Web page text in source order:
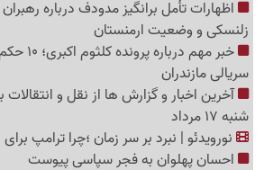
اظهارات تأمل برانگیز مدودف درباره
زلنسکی و وضعیت ارمنستان
خبر مهم
سریالی مازندران
آخرین اخبار و گزارش ها از نقل و
شنبه 17 مرداد
نورویدئو | نبرد بر سر زمان ؛چرا ترامپ
احسان پهلوان به فجر سپاسی پیوست